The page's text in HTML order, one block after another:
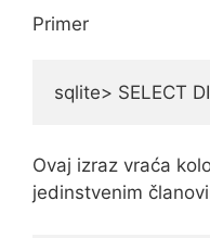
Primer
sqlite> SELECT
Ovaj izraz vraća
jedinstvenim